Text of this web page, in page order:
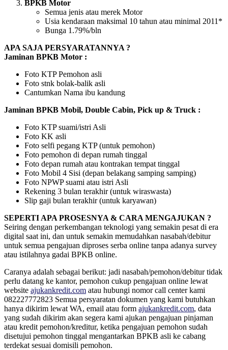
BPKB Motor
Semua jenis atau merek Motor
Usia kendaraan maksimal 10 tahun atau minimal 2011*
Bunga 1.79%/bln
APA SAJA PERSYARATANNYA ?
Jaminan BPKB Motor :
Foto KTP Pemohon asli
Foto stnk bolak-balik asli
Cantumkan Nama ibu kandung
Jaminan BPKB Mobil, Double Cabin, Pick up & Truck :
Foto KTP suami/istri Asli
Foto KK asli
Foto selfi pegang KTP (untuk pemohon)
Foto pemohon di depan rumah tinggal
Foto depan rumah atau kontrakan tempat tinggal
Foto Mobil 4 Sisi (depan belakang samping samping)
Foto NPWP suami atau istri Asli
Rekening 3 bulan terakhir (untuk wiraswasta)
Slip gaji bulan terakhir (untuk karyawan)
SEPERTI APA PROSESNYA & CARA MENGAJUKAN ?
Seiring dengan perkembangan teknologi yang semakin pesat di era
digital saat ini, dan untuk semakin memudahkan nasabah/debitur
untuk semua pengajuan diproses serba online tanpa adanya survey
atau istilahnya gadai BPKB online.
Caranya adalah sebagai berikut: jadi nasabah/pemohon/debitur tidak
perlu datang ke kantor, pemohon cukup pengajuan online lewat
website ajukankredit.com atau hubungi nomor call center kami
082227772823 Semua persyaratan dokumen yang kami butuhkan
hanya dikirim lewat WA, email atau form ajukankredit.com, data
yang sudah dikirim akan segera kami ajukan pengajuan pinjaman
atau kredit pemohon/kreditur, ketika pengajuan pemohon sudah
disetujui pemohon tinggal mengantarkan BPKB asli ke cabang
terdekat sesuai domisili pemohon.